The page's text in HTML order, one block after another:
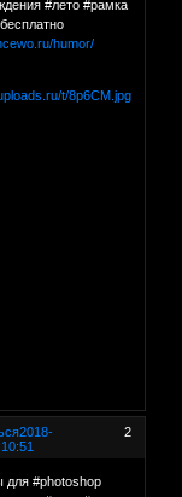
#лето #рамка
humor/
2
2018-
для #photoshop